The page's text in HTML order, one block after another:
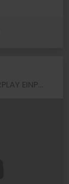
T6 Transporter 2.0 T6.1 Kasten CARPLAY EINPARKH.